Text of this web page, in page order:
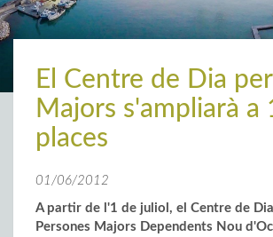
El Centre de Dia
Majors s'ampliarà a
places
01/06/2012
A partir de l'1 de juliol, el Centre de
Persones Majors Dependents Nou